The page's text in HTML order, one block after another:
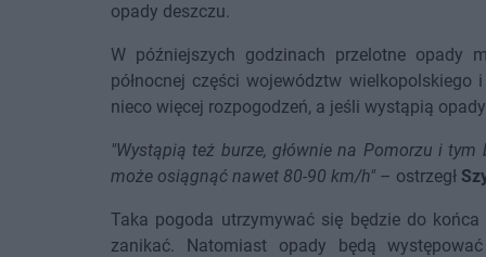
opady deszczu.
W późniejszych godzinach przelotne opady
północnej części województw
nieco więcej rozpogodzeń, a jeśli wystąpią
"Wystąpią też burze, głównie na Pomorzu i
może osiągnąć nawet 80-90 km/h" – ostrzegł
Taka pogoda utrzymywać się będzie do
zanikać. Natomiast opady będą